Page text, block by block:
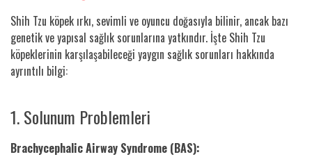
Shih Tzu köpek ırkı, sevimli ve oyuncu doğasıyla bilinir, ancak bazı
genetik ve yapısal sağlık sorunlarına yatkındır. İşte Shih Tzu
köpeklerinin karşılaşabileceği yaygın sağlık sorunları hakkında
ayrıntılı bilgi:
1. Solunum Problemleri
Brachycephalic Airway Syndrome (BAS):